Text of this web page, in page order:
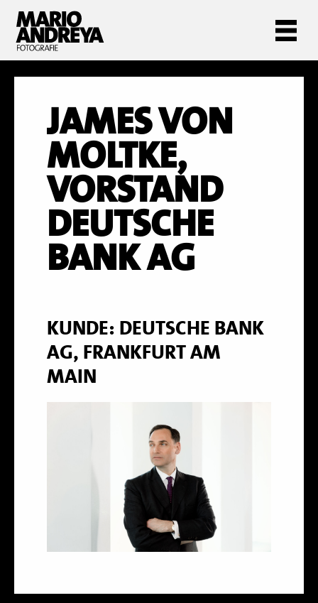
JAMES VON
MOLTKE,
VORSTAND
DEUTSCHE
BANK AG
KUNDE: DEUTSCHE BANK
AG, FRANKFURT AM
MAIN